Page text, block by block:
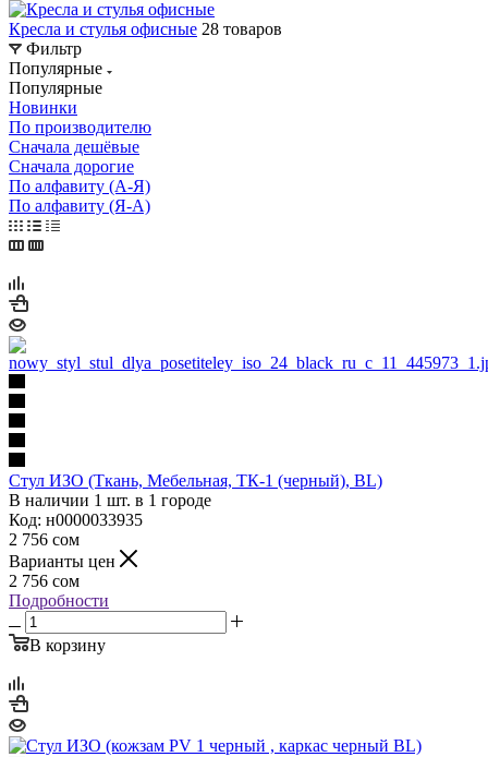
Кресла и стулья офисные 28 товаров
Фильтр
Популярные
Популярные
Новинки
По производителю
Сначала дешёвые
Сначала дорогие
По алфавиту (А-Я)
По алфавиту (Я-А)
Стул ИЗО (Ткань, Мебельная, ТК-1 (черный), BL)
В наличии 1 шт. в 1 городе
Код: н0000033935
2 756 сом
Варианты цен
2 756 сом
Подробности
В корзину